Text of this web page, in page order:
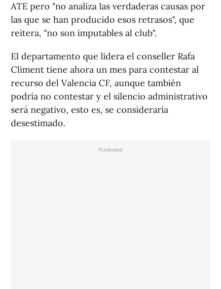
ATE pero "no analiza las verdaderas causas por
las que se han producido esos retrasos", que
reitera, "no son imputables al club".
El departamento que lidera el conseller Rafa
Climent tiene ahora un mes para contestar al
recurso del Valencia CF, aunque también
podría no contestar y el silencio administrativo
será negativo, esto es, se consideraría
desestimado.